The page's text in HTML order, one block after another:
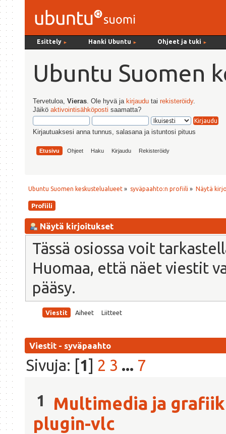
Esittely ► Hanki Ubuntu ► Ohjeet ja tuki ►
Ubuntu Suomen
Tervetuloa,Vieras . Ole hyvä ja kirjaudu tairekisteröidy.
Jäiköaktivointisähköposti saamatta?
Kirjautuaksesi anna tunnus, salasana ja istuntosi pituus
Etusivu Ohjeet Haku Kirjaudu Rekisteröidy
Ubuntu Suomen keskustelualueet » syväpaahto:n profiili » Näytä
Profiili
Näytä kirjoitukset
Tässä osiossa voit
Huomaa, että näet viestit
pääsy.
Viestit Aiheet Liitteet
Viestit - syväpaahto
Sivuja: [1] 2 3 ... 7
1
Multimedia ja
plugin-vlc